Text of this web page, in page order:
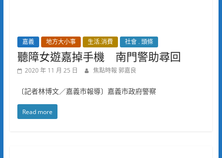
嘉義 地方大小事 生活.消費 社會 . 頭條
聽障女遊嘉掉手機 南門警助尋回
2020 年 11 月 25 日 焦點時報 郭嘉良
〔記者林博文／嘉義市報導〕嘉義市政府警察
Read more